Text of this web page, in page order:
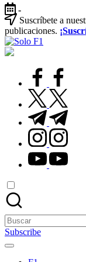
Saltar
al
contenido
-
Suscríbete a
publicaciones.
Para
facebook.com
twitter.com
t.me
instagram.com
youtube.com
Buscar:
Subscribe